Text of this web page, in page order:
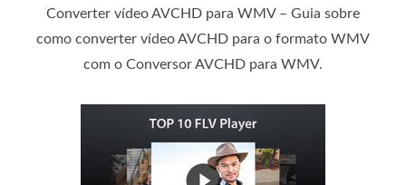
Converter vídeo AVCHD para WMV – Guia sobre
como converter vídeo AVCHD para o formato WMV
com o Conversor AVCHD para WMV.